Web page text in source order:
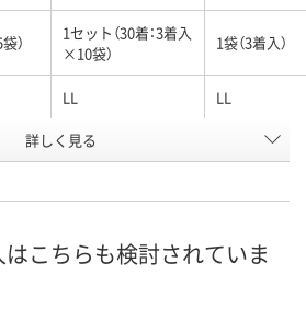
）
1セット（30着：3着入
×10袋）
1袋（3着入）
LL LL
1999956 1990567
8月11日（火）
詳しく見る
こちらも検討されていま